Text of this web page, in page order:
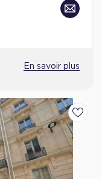
En savoir plus